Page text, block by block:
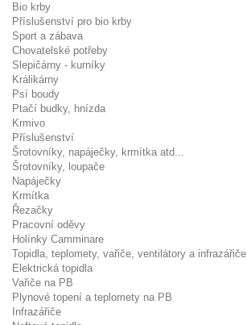
Bio krby
Příslušenství pro bio krby
Sport a zábava
Chovatelské potřeby
Slepičárny - kurníky
Králikárny
Psí boudy
Ptačí budky, hnízda
Krmivo
Příslušenství
Šrotovníky, napáječky, krmítka atd...
Šrotovníky, loupače
Napáječky
Krmítka
Řezačky
Pracovní oděvy
Holínky Camminare
Topidla, teplomety, vařiče, ventilátory a infrazářiče
Elektrická topidla
Vařiče na PB
Plynové topení a teplomety na PB
Infrazářiče